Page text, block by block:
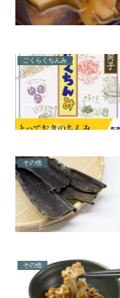
ごくらくちんみ
その他
その他